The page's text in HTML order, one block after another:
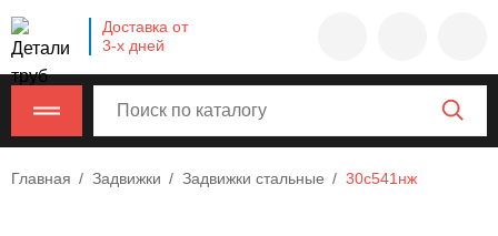
Доставка от
3-х дней
Главная Задвижки Задвижки стальные 30с541нж
Company
name
Россия
620000,
Москва,